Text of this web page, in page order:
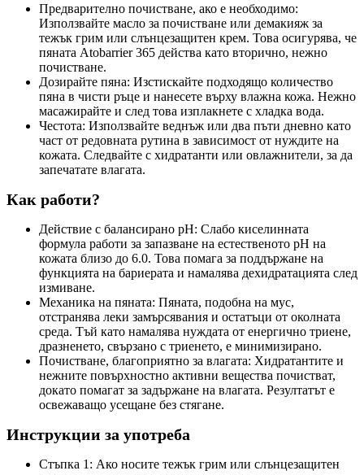
Предварително почистване, ако е необходимо:
Използвайте масло за почистване или демакияж за
тежък грим или слънцезащитен крем. Това осигурява, че
пяната Atobarrier 365 действа като вторично, нежно
почистване.
Дозирайте пяна: Изстискайте подходящо количество
пяна в чисти ръце и нанесете върху влажна кожа. Нежно
масажирайте и след това изплакнете с хладка вода.
Честота: Използвайте веднъж или два пъти дневно като
част от редовната рутина в зависимост от нуждите на
кожата. Следвайте с хидратанти или овлажнители, за да
запечатате влагата.
Как работи?
Действие с балансирано pH: Слабо киселинната
формула работи за запазване на естественото pH на
кожата близо до 6.0. Това помага за поддържане на
функцията на бариерата и намалява дехидратацията след
измиване.
Механика на пяната: Пяната, подобна на мус,
отстранява леки замърсявания и остатъци от околната
среда. Тъй като намалява нуждата от енергично триене,
дразненето, свързано с триенето, е минимизирано.
Почистване, благоприятно за влагата: Хидратантите и
нежните повърхностно активни вещества почистват,
докато помагат за задържане на влагата. Резултатът е
освежаващо усещане без стягане.
Инструкции за употреба
Стъпка 1: Ако носите тежък грим или слънцезащитен